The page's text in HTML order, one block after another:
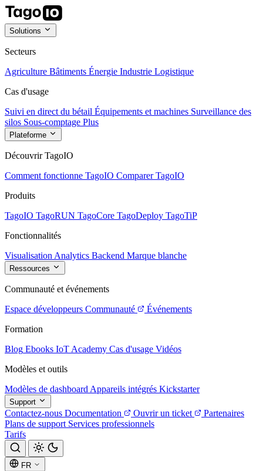
Solutions
Secteurs
Agriculture Bâtiments Énergie Industrie Logistique
Cas d'usage
Suivi en direct du bétail Équipements et machines Surveillance des
silos Sous-comptage Plus
Plateforme
Découvrir TagoIO
Comment fonctionne TagoIO Comparer TagoIO
Produits
TagoIO TagoRUN TagoCore TagoDeploy TagoTiP
Fonctionnalités
Visualisation Analytics Backend Marque blanche
Ressources
Communauté et événements
Espace développeurs Communauté
Événements
Formation
Blog Ebooks IoT Academy Cas d'usage Vidéos
Modèles et outils
Modèles de dashboard Appareils intégrés Kickstarter
Support
Contactez-nous Documentation Ouvrir un ticket
Partenaires
Plans de support Services professionnels
Tarifs
FR